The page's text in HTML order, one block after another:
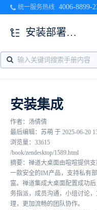
统一服务热线 4006-8899-
安装部署及配置
安装集成
作者：汤倩倩
最后编辑：苏萌 于 2025-06-20
浏览量：33615
/book/zendesktop/1589.html
摘要：禅道大桌面由喧喧提供
一款安全的IM产品，支持私有
富。禅道集成大桌面配置成功
务指派，成员沟通，小组讨论
理，更加流畅的团队协作。